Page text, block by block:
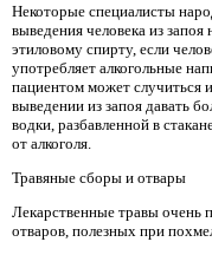
Некоторые специалисты
выведения человека из
этиловому спирту, если
употребляет алкогольные
пациентом может случиться
выведении из запоя давать
водки, разбавленной в
от алкоголя.
Травяные сборы и отвары
Лекарственные травы очень
отваров, полезных при